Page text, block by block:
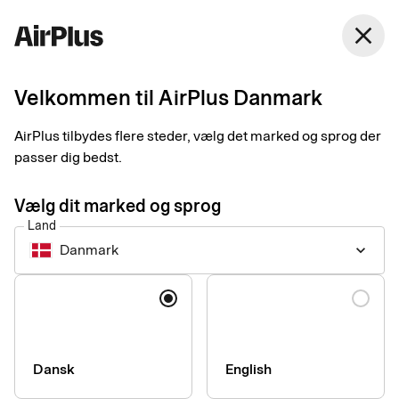
close
Velkommen til AirPlus Danmark
AirPlus tilbydes flere steder, vælg det marked og sprog der
passer dig bedst.
Vælg dit marked og sprog
Land
Danmark keyboard_arrow_down
Sprog
Dansk English
Smart Receipts
Gør hver dag til en god
bogføringsdag
Forenkl din kvitteringshåndtering, og spar tid både for dig selv
og den, der skal godkende din udgift.